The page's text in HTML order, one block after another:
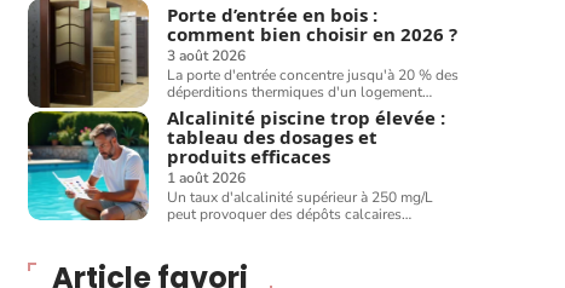
Porte d’entrée en bois :
comment bien choisir en 2026 ?
3 août 2026
La porte d'entrée concentre jusqu'à 20 % des
déperditions thermiques d'un logement…
Alcalinité piscine trop élevée :
tableau des dosages et
produits efficaces
1 août 2026
Un taux d'alcalinité supérieur à 250 mg/L
peut provoquer des dépôts calcaires…
Article favori